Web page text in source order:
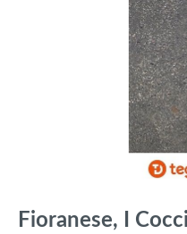
Fioranese, I